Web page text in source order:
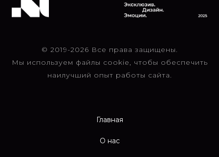
© 2019-2026 Все права защищены.
Мы используем файлы cookie, чтобы обеспечить
наилучший опыт работы сайта.
Главная
О нас